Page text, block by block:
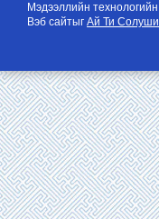
Мэдээллийн
Вэб сайтыг Ай Ти